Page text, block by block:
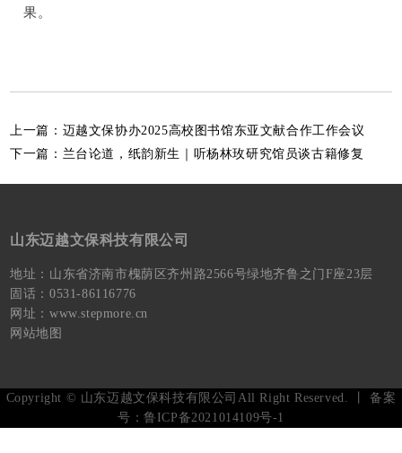
果。
上一篇： 迈越文保协办2025高校图书馆东亚文献合作工作会议
下一篇： 兰台论道，纸韵新生｜听杨林玫研究馆员谈古籍修复
山东迈越文保科技有限公司
地址：山东省济南市槐荫区齐州路2566号绿地齐鲁之门F座23层
固话：0531-86116776
网址：www.stepmore.cn
网站地图
Copyright © 山东迈越文保科技有限公司All Right Reserved. 丨 备案
号：鲁ICP备2021014109号-1